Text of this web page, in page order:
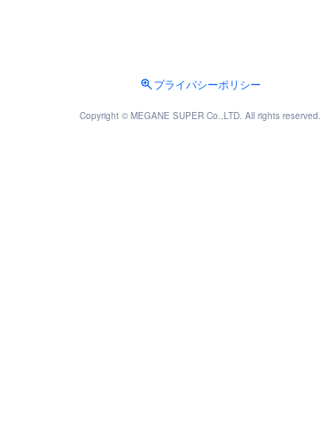
プライバシーポリシー
Copyright © MEGANE SUPER Co.,LTD. All rights reserved.